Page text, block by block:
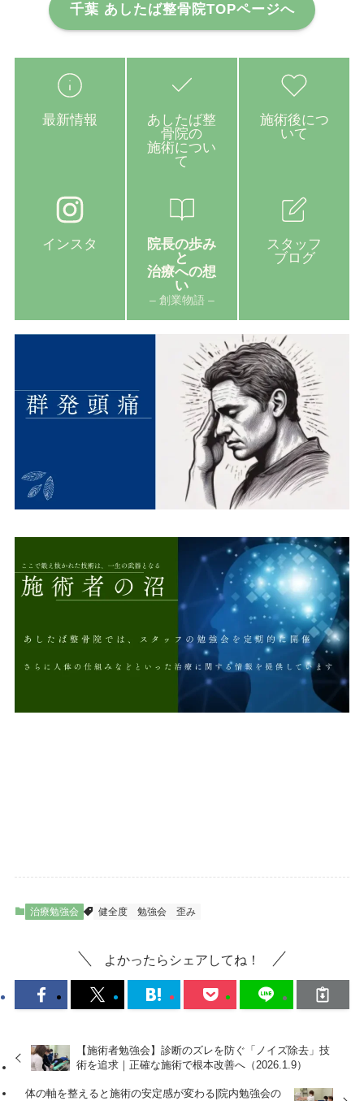
千葉 あしたば整骨院TOPページへ
最新情報
あしたば整
骨院の
施術につい
て
施術後につ
いて
インスタ
院長の歩み
と
治療への想
い
– 創業物語 –
スタッフ
ブログ
治療勉強会 健全度 勉強会 歪み
よかったらシェアしてね！
【施術者勉強会】診断のズレを防ぐ「ノイズ除去」技
術を追求｜正確な施術で根本改善へ（2026.1.9）
体の軸を整えると施術の安定感が変わる|院内勉強会の